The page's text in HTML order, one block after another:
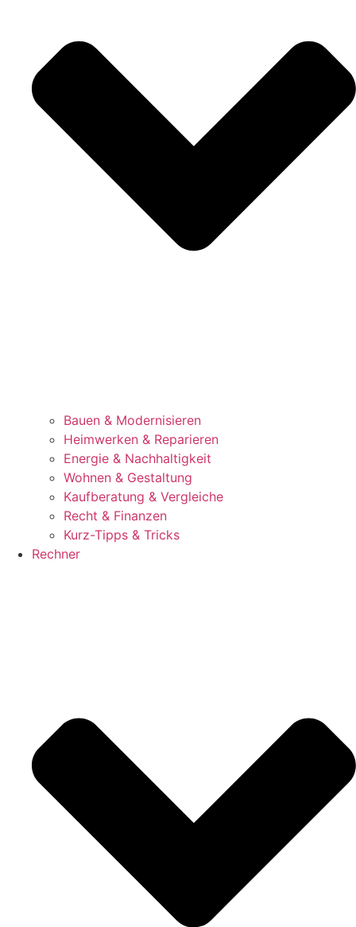
Bauen & Modernisieren
Heimwerken & Reparieren
Energie & Nachhaltigkeit
Wohnen & Gestaltung
Kaufberatung & Vergleiche
Recht & Finanzen
Kurz-Tipps & Tricks
Rechner